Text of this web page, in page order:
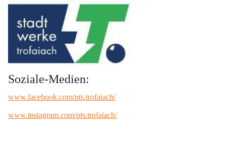
Soziale-Medien:
www.facebook.com/pts.trofaiach/
www.instagram.com/pts.trofaiach/